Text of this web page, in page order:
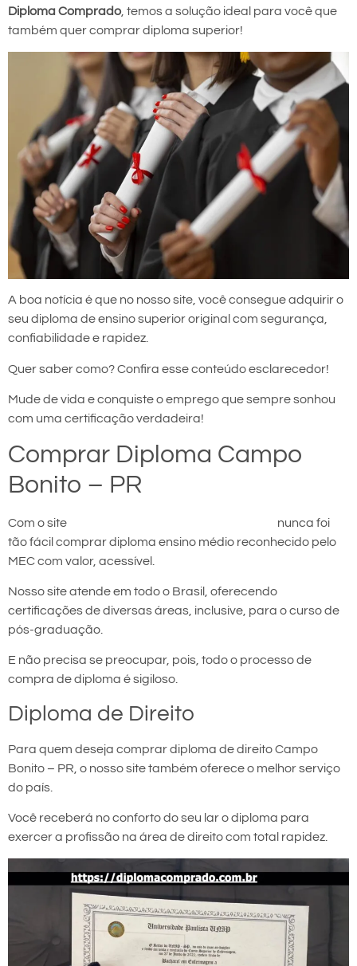
Diploma Comprado, temos a solução ideal para você que
também quer comprar diploma superior!
A boa notícia é que no nosso site, você consegue adquirir o
seu diploma de ensino superior original com segurança,
confiabilidade e rapidez.
Quer saber como? Confira esse conteúdo esclarecedor!
Mude de vida e conquiste o emprego que sempre sonhou
com uma certificação verdadeira!
Comprar Diploma Campo
Bonito – PR
Com o site
nunca foi
tão fácil comprar diploma ensino médio reconhecido pelo
MEC com valor, acessível.
Nosso site atende em todo o Brasil, oferecendo
certificações de diversas áreas, inclusive, para o curso de
pós-graduação.
E não precisa se preocupar, pois, todo o processo de
compra de diploma é sigiloso.
Diploma de Direito
Para quem deseja comprar diploma de direito Campo
Bonito – PR, o nosso site também oferece o melhor serviço
do país.
Você receberá no conforto do seu lar o diploma para
exercer a profissão na área de direito com total rapidez.